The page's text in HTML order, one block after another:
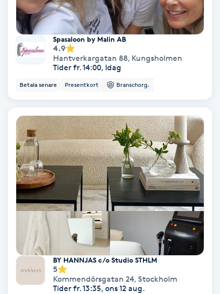
Japansk massage
Kemisk peeling
Keratinbehandling
Kinesiologi
Kinesisk medicin
Kiropraktik
Klangmassage
Klippning
Spasaloon by Malin AB
4.9
Hantverkargatan 88, Kungsholmen
Tider fr. 14:00, Idag
Betala senare Presentkort Branschorg.
BY HANNJAS c/o Studio STHLM
5
Kommendörsgatan 24, Stockholm
Tider fr. 13:35, ons 12 aug.